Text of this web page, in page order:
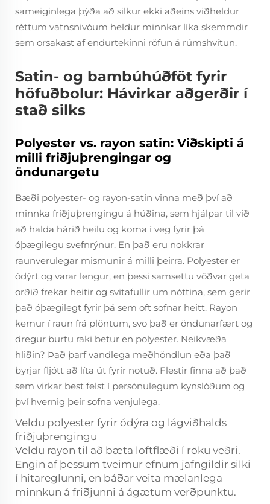
sameiginlega þýða að silkur ekki aðeins viðheldur
réttum vatnsnivóum heldur minnkar líka skemmdir
sem orsakast af endurtekinni röfun á rúmshvítun.
Satin- og bambúhúðföt fyrir
höfuðbolur: Hávirkar aðgerðir í
stað silks
Polyester vs. rayon satin: Viðskipti á
milli friðjuþrengingar og
öndunargetu
Bæði polyester- og rayon-satin vinna með því að
minnka friðjuþrengingu á húðina, sem hjálpar til við
að halda hárið heilu og koma í veg fyrir þá
óþægilegu svefnrýnur. En það eru nokkrar
raunverulegar mismunir á milli þeirra. Polyester er
ódýrt og varar lengur, en þessi samsettu vöðvar geta
orðið frekar heitir og svitafullir um nóttina, sem gerir
það óþægilegt fyrir þá sem oft sofnar heitt. Rayon
kemur í raun frá plöntum, svo það er öndunarfært og
dregur burtu raki betur en polyester. Neikvæða
hliðin? Það þarf vandlega meðhöndlun eða það
byrjar fljótt að líta út fyrir notuð. Flestir finna að það
sem virkar best felst í persónulegum kynslóðum og
því hvernig þeir sofna venjulega.
Veldu polyester fyrir ódýra og lágviðhalds
friðjuþrengingu
Veldu rayon til að bæta loftflæði í röku veðri.
Engin af þessum tveimur efnum jafngildir silki
í hitareglunni, en báðar veita mælanlega
minnkun á friðjunni á ágætum verðpunktu.